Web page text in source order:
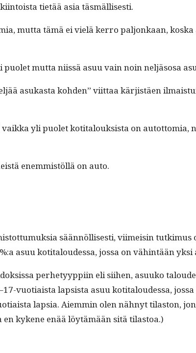
tietää asia täsmällisesti.
mut­ta tämä ei vielä ker­ro paljonkaan,
mut­ta niis­sä asuu vain noin neljä­sosa
asukas­ta kohden” viit­taa kär­jistäen
yli puo­let koti­talouk­sista on autot­to­mia,
enem­mistöl­lä on auto.
sään­nöl­lis­es­ti, viimeisin
asuu koti­taloudessa, jos­sa on vähin­tään yksi
per­hetyyp­pi­in eli siihen, asuuko
vuotiaista lap­sista asuu koti­taloudessa,
lap­sia. Aiem­min olen näh­nyt tilas­ton,
kykene enää löytämään sitä tilastoa.)